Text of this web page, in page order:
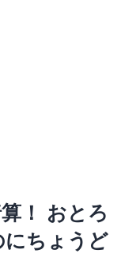
！ おとろ
にちょうど